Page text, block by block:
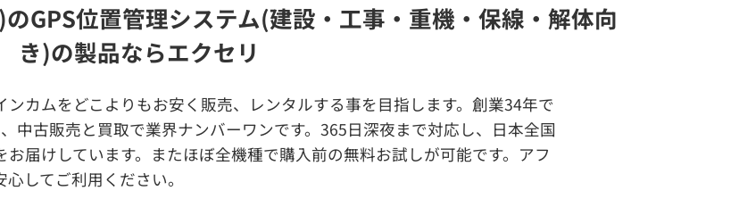
GPS位置管理システム(建設・工事・重機・保線・解体向
き)の製品ならエクセリ
カムをどこよりもお安く販売、レンタルする事を目指します。創業34年で
中古販売と買取で業界ナンバーワンです。365日深夜まで対応し、日本全国
届けしています。またほぼ全機種で購入前の無料お試しが可能です。アフ
してご利用ください。